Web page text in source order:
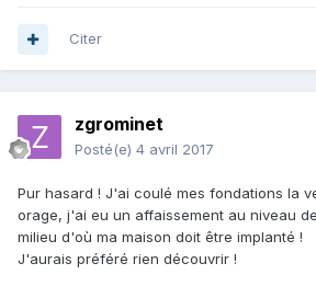
Citer
zgrominet
Posté(e) 4 avril 2017
Pur hasard ! J'ai coulé mes fondations la
orage, j'ai eu un affaissement au niveau
milieu d'où ma maison doit être implanté !
J'aurais préféré rien découvrir !